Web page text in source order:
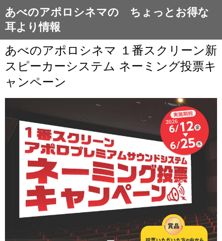
あべのアポロシネマの ちょっとお得な
耳より情報
あべのアポロシネマ １番スクリーン新
スピーカーシステム ネーミング投票キ
ャンペーン